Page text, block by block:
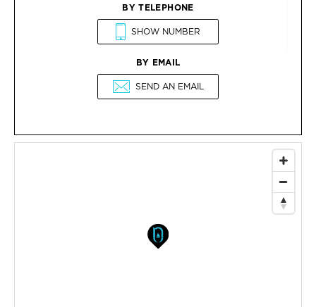
BY TELEPHONE
SHOW NUMBER
BY EMAIL
SEND AN EMAIL